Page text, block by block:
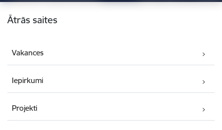
Kājene
Ātrās saites
Vakances
Iepirkumi
Projekti